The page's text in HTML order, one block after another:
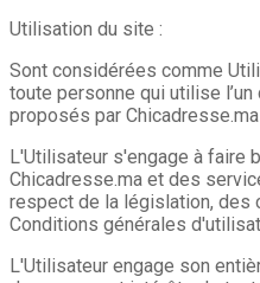
Utilisation du site :
Sont considérées comme
toute personne qui utilise
proposés par Chicadresse.ma
L'Utilisateur s'engage à faire
Chicadresse.ma et des
respect de la législation, des
Conditions générales
L'Utilisateur engage son